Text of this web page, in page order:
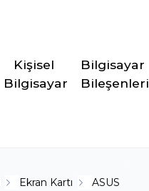
Kişisel
Bilgisayar
Bilgisayar
Bileşenleri
Ekran Kartı ASUS